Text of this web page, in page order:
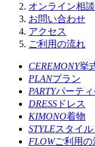
オンライン相談
お問い合わせ
アクセス
ご利用の流れ
CEREMONY挙
PLANプラン
PARTYパーテ
DRESS ドレス
KIMONO着物
STYLEスタイ
FLOWご利用の